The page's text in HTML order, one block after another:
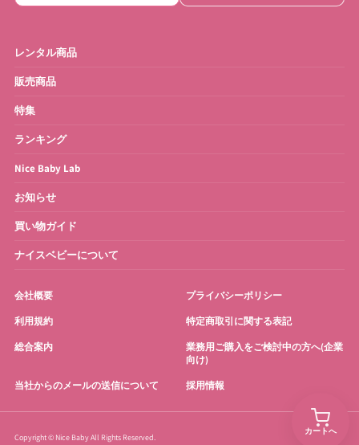
カートへ
レンタル商品
販売商品
特集
ランキング
Nice Baby Lab
お知らせ
買い物ガイド
ナイスベビーについて
会社概要 プライバシーポリシー
利用規約 特定商取引に関する表記
総合案内
業務用ご購入をご検討中の方へ(企業
向け)
当社からのメールの送信について 採用情報
Copyright © Nice Baby All Rights Reserved.